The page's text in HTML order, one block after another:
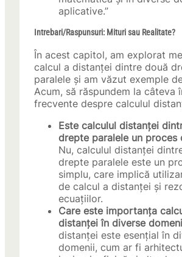
aplicative.”
Intrebari/Raspunsuri: Mituri sau Realitate?
În acest capitol, am explorat
calcul a distanței dintre două
paralele și am văzut exemple
Acum, să răspundem la câteva
frecvente despre calculul
Este calculul distanței
drepte paralele un proces
Nu, calculul distanței
drepte paralele este un
simplu, care implică
de calcul a distanței și
ecuațiilor.
Care este importanța
distanței în diverse
distanței este esențial în
domenii, cum ar fi